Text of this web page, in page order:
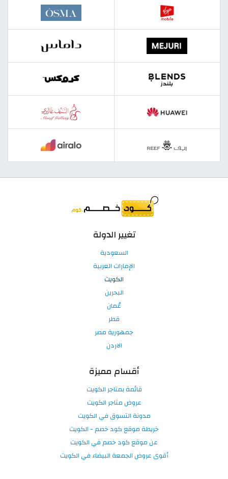
تغيير الدولة
السعودية
الإمارات العربية
الكويت
البحرين
عُمان
قطر
جمهورية مصر
الاردن
أقسام مميزة
قائمة بمتاجر الكويت
عروض متاجر الكويت
مدونة التسوق في الكويت
خريطة موقع كود خصم - الكويت
عن موقع كود خصم في الكويت
أقوى عروض الجمعة البيضاء في الكويت